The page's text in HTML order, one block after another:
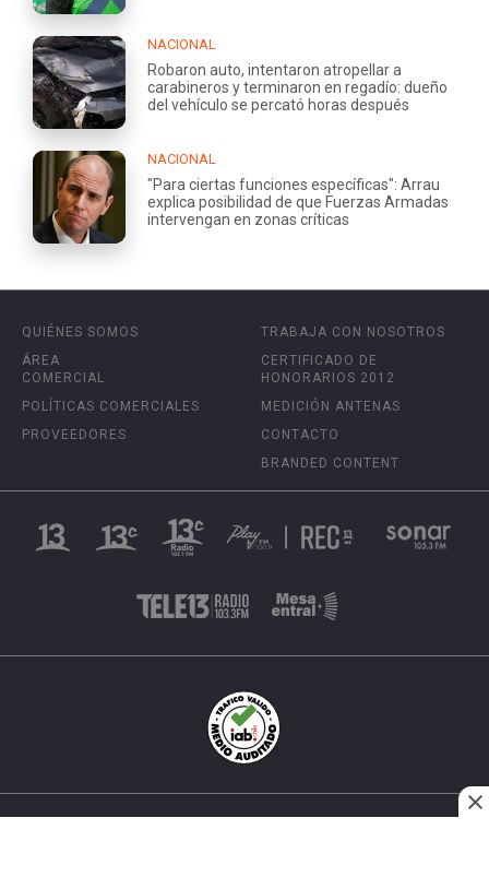
NACIONAL
Robaron auto, intentaron atropellar a
carabineros y terminaron en regadío: dueño
del vehículo se percató horas después
NACIONAL
"Para ciertas funciones específicas": Arrau
explica posibilidad de que Fuerzas Armadas
intervengan en zonas críticas
QUIÉNES SOMOS
ÁREA
COMERCIAL
POLÍTICAS COMERCIALES
PROVEEDORES
TRABAJA CON NOSOTROS
CERTIFICADO DE
HONORARIOS 2012
MEDICIÓN ANTENAS
CONTACTO
BRANDED CONTENT